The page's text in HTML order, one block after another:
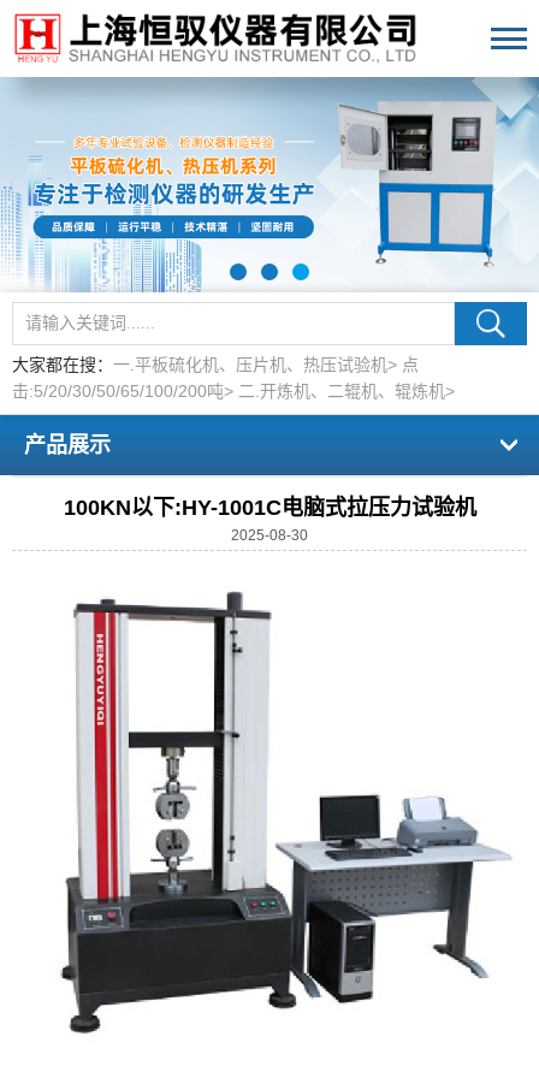
大家都在搜： 一.平板硫化机、压片机、热压试验机> 点
击:5/20/30/50/65/100/200吨> 二.开炼机、二辊机、辊炼机>
产品展示
100KN以下:HY-1001C电脑式拉压力试验机
2025-08-30